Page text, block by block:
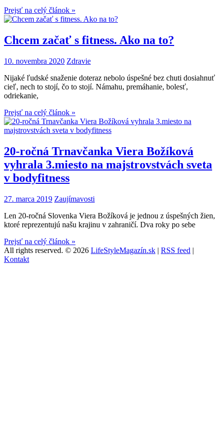
Prejsť na celý článok »
Chcem začať s fitness. Ako na to?
10. novembra 2020 Zdravie
Nijaké ľudské snaženie doteraz nebolo úspešné bez chuti dosiahnuť
cieľ, nech to stojí, čo to stojí. Námahu, premáhanie, bolesť,
odriekanie,
Prejsť na celý článok »
20-ročná Trnavčanka Viera Božíková
vyhrala 3.miesto na majstrovstvách sveta
v bodyfitness
27. marca 2019 Zaujímavosti
Len 20-ročná Slovenka Viera Božíková je jednou z úspešných žien,
ktoré reprezentujú našu krajinu v zahraničí. Dva roky po sebe
Prejsť na celý článok »
All rights reserved. © 2026 LifeStyleMagazín.sk | RSS feed |
Kontakt